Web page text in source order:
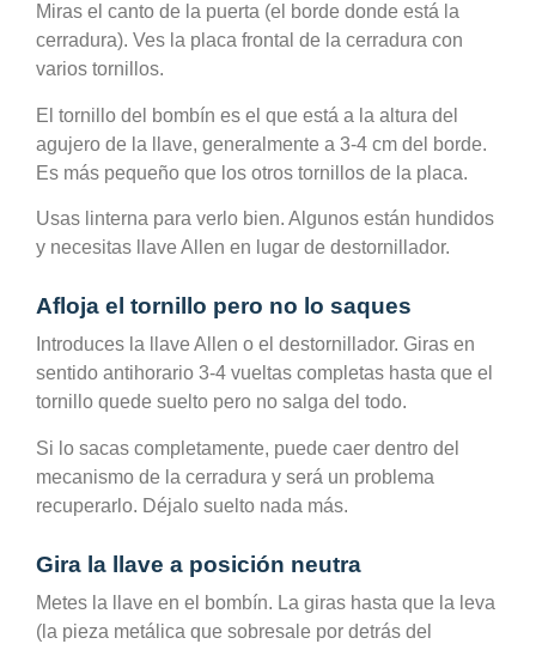
Miras el canto de la puerta (el borde donde está la
cerradura). Ves la placa frontal de la cerradura con
varios tornillos.
El tornillo del bombín es el que está a la altura del
agujero de la llave, generalmente a 3-4 cm del borde.
Es más pequeño que los otros tornillos de la placa.
Usas linterna para verlo bien. Algunos están hundidos
y necesitas llave Allen en lugar de destornillador.
Afloja el tornillo pero no lo saques
Introduces la llave Allen o el destornillador. Giras en
sentido antihorario 3-4 vueltas completas hasta que el
tornillo quede suelto pero no salga del todo.
Si lo sacas completamente, puede caer dentro del
mecanismo de la cerradura y será un problema
recuperarlo. Déjalo suelto nada más.
Gira la llave a posición neutra
Metes la llave en el bombín. La giras hasta que la leva
(la pieza metálica que sobresale por detrás del